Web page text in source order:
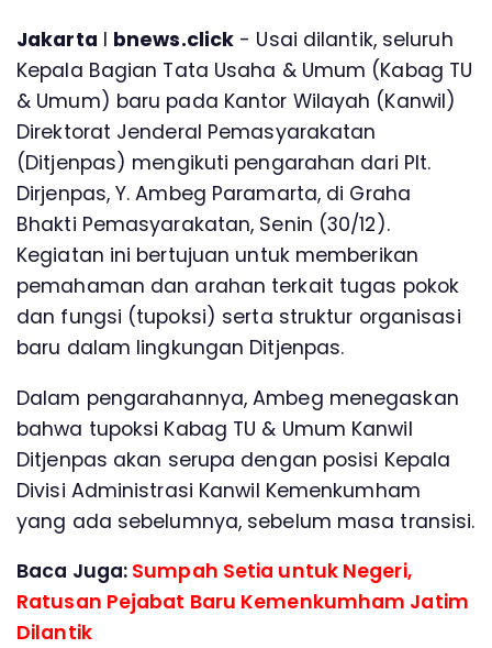
Jakarta l bnews.click - Usai dilantik, seluruh
Kepala Bagian Tata Usaha & Umum (Kabag TU
& Umum) baru pada Kantor Wilayah (Kanwil)
Direktorat Jenderal Pemasyarakatan
(Ditjenpas) mengikuti pengarahan dari Plt.
Dirjenpas, Y. Ambeg Paramarta, di Graha
Bhakti Pemasyarakatan, Senin (30/12).
Kegiatan ini bertujuan untuk memberikan
pemahaman dan arahan terkait tugas pokok
dan fungsi (tupoksi) serta struktur organisasi
baru dalam lingkungan Ditjenpas.
Dalam pengarahannya, Ambeg menegaskan
bahwa tupoksi Kabag TU & Umum Kanwil
Ditjenpas akan serupa dengan posisi Kepala
Divisi Administrasi Kanwil Kemenkumham
yang ada sebelumnya, sebelum masa transisi.
Baca Juga: Sumpah Setia untuk Negeri,
Ratusan Pejabat Baru Kemenkumham Jatim
Dilantik